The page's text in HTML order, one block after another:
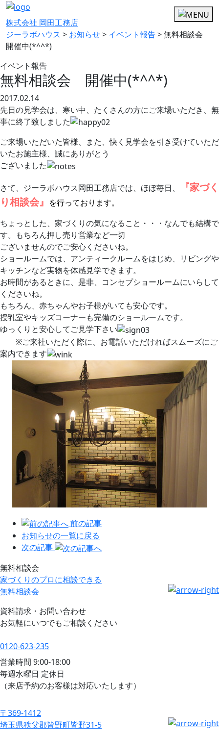
株式会社 岡田工務店
ジーラボハウス > お知らせ> イベント報告>無料相談会
開催中(*^^*)
イベント報告
無料相談会 開催中(*^^*)
2017.02.14
先日の見学会は、寒い中、たくさんの方にご来場いただき、無
事に終了致しました
ご来場いただいた皆様、また、快く見学会を引き受けていただ
いたお施主様、誠にありがとう
ございました
さて、ジーラボハウス岡田工務店では、ほぼ毎日、
『家づく
り相談会』 を行っております。
ちょっとした、家づくりの気になること・・・なんでも結構で
す。もちろん押し売り営業など一切
ございませんのでご安心くださいね。
ショールームでは、アンティークルームをはじめ、リビングや
キッチンなど実物を体感見学できます。
お時間があるときに、是非、コンセプショールームにいらして
くださいね。
もちろん、赤ちゃんやお子様がいても安心です。
授乳室やキッズコーナーも完備のショールームです。
ゆっくりと安心してご見学下さい
※ご来社いただく際に、お電話いただければスムーズにご
案内できます
前の記事
お知らせの一覧に戻る
次の記事
無料相談会
家づくりのプロに相談できる
無料相談会
資料請求・お問い合わせ
お気軽にいつでもご相談ください
0120-623-235
営業時間 9:00-18:00
毎週水曜日 定休日
（来店予約のお客様は対応いたします）
〒369-1412
埼玉県秩父郡皆野町皆野31-5